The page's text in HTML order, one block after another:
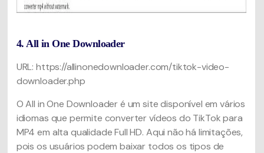
4. All in One Downloader
URL: https://allinonedownloader.com/tiktok-video-
downloader.php
O All in One Downloader é um site disponível em vários
idiomas que permite converter vídeos do TikTok para
MP4 em alta qualidade Full HD. Aqui não há limitações,
pois os usuários podem baixar todos os tipos de